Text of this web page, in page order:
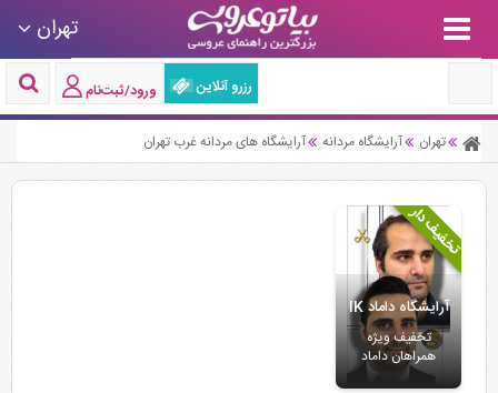
تهران
رزرو آنلاین ورود/ثبت‌نام
تهران آرایشگاه مردانه آرایشگاه های مردانه غرب تهران
تخفیف دار
آرایشگاه داماد IK
تخفیف ویژه
همراهان داماد